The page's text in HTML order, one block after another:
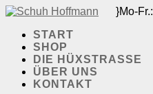
Mo-
START
SHOP
DIE HÜXSTRASSE
ÜBER UNS
KONTAKT